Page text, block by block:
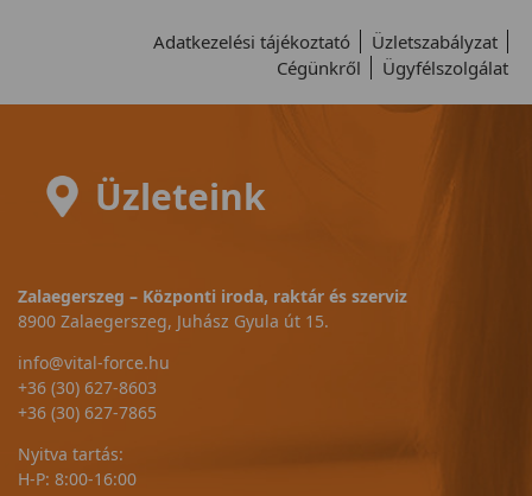
Adatkezelési tájékoztató
Üzletszabályzat
Cégünkről
Ügyfélszolgálat
Üzleteink
Zalaegerszeg – Központi iroda, raktár és szerviz
8900 Zalaegerszeg, Juhász Gyula út 15.
info@vital-force.hu
+36 (30) 627-8603
+36 (30) 627-7865
Nyitva tartás:
H-P: 8:00-16:00